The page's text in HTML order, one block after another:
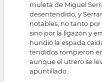
muleta de Miguel
desentendido, y
notables, no tanto
sino por la ligazón y
hundió la espada
tendidos rompieron
aunque el utrero se
apuntillado.